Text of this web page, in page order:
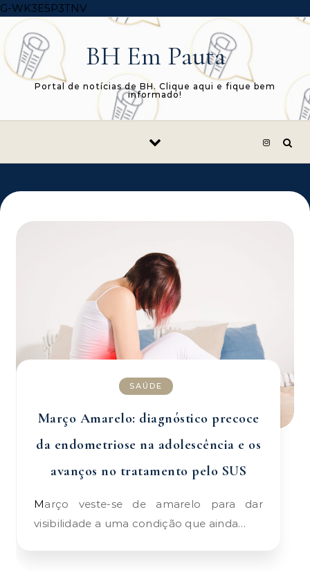
G-WK3E5P3TNVSkip to content
BH Em Pauta
Portal de notícias de BH. Clique aqui e fique bem
informado!
SAÚDE
Março Amarelo: diagnóstico precoce
da endometriose na adolescência e os
avanços no tratamento pelo SUS
Março veste-se de amarelo para dar
visibilidade a uma condição que ainda…